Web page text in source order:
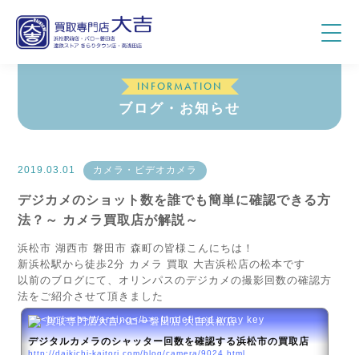
INFORMATION
ブログ・お知らせ
2019.03.01 カメラ・ビデオカメラ
デジカメのショット数を誰でも簡単に確認できる方
法？～ カメラ買取店が解説～
浜松市 湖西市 磐田市 森町の皆様こんにちは！
新浜松駅から徒歩2分 カメラ 買取 大吉浜松店の松本です
以前のブログにて、オリンパスのデジカメの撮影回数の確認方
法をご紹介させて頂きました
買取専門店大吉バロー磐田店 大吉浜松店
デジタルカメラのシャッター回数を確認する浜松市の買取店
http://daikichi-kaitori.com/blog/camera/9024.html